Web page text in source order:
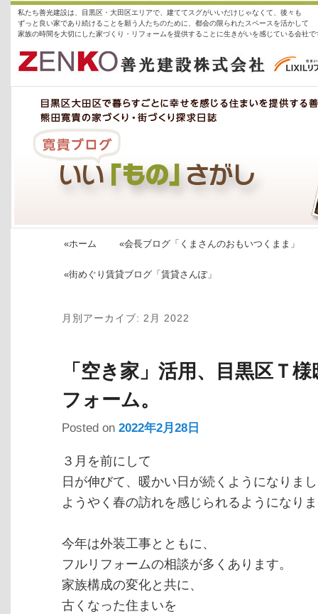
私たち善光建設は、目黒区・大田区エリアで、建ててスグがいいだけじゃなくて、後々も
ずっと良い家であり続けることを願う人たちのために、都会の限られたスペースを活かして
家族の時間を大切にした家づくり・リフォームを提供することに生きがいを感じている会社で
善光建設株式会社
«ホーム «会長ブログ「くまさんのおもいつくまま」
«街めぐり賃貸ブログ「賃貸さんぽ」
月別アーカイブ: 2月 2022
「空き家」活用、目黒区Ｔ
フォーム。
Posted on2022年2月28日
３月を前にして
日が伸びて、暖かい日が続くようになりま
ようやく春の訪れを感じられるようになり
今年は外装工事とともに、
フルリフォームの相談が多くあります。
家族構成の変化と共に、
古くなった住まいを